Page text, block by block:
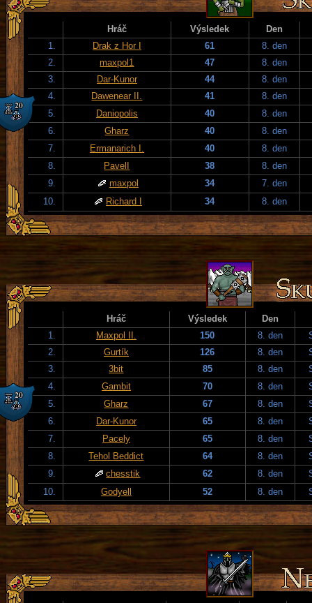
Hráč Výsledek
Den
1.
Drak z Hor I 61
8. den
2.
maxpol1 47
8. den
3.
Dar-Kunor 44
8. den
4.
Dawenear II. 41
8. den
5.
Daniopolis 40
8. den
6.
Gharz 40
8. den
7.
Ermanarich I. 40
8. den
8.
PavelI 38
8. den
9.
maxpol 34
7. den
10.
Richard I 34 8. den
Hráč Výsledek
Den
1.
Maxpol II. 150 8. den
2.
Gurtík 126 8. den
3.
3bit 85 8. den
4.
Gambit 70 8. den
5.
Gharz 67 8. den
6.
Dar-Kunor 65 8. den
7.
Pacely 65 8. den
8.
Tehol Beddict 64 8. den
9.
chesstik 62 8. den
10.
Godyell 52 8. den